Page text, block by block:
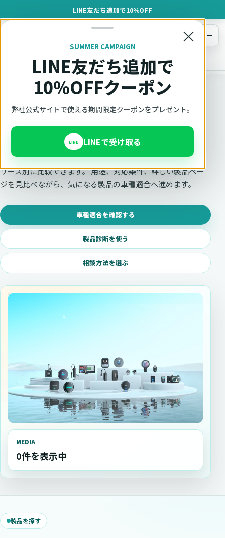
LINE友だち追加で10%OFF
×
SUMMER CAMPAIGN
LINE友だち追加で
10%OFFクーポン
弊社公式サイトで使える期間限定クーポンをプレゼント。
LINE LINEで受け取る
オットキャスト
メニュー
製品一覧
Ottocast製品を一覧で比較
AIBOX、ADAPTER、SCREEN、MEDIA、ACCESSORYをシ
リーズ別に比較できます。 用途、対応条件、詳しい製品ペー
ジを見比べながら、気になる製品の車種適合へ進めます。
車種適合を確認する
製品診断を使う
相談方法を選ぶ
MEDIA
0件を表示中
製品を探す